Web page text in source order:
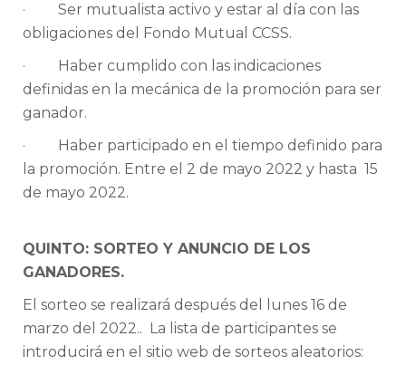
· Ser mutualista activo y estar al día con las
obligaciones del Fondo Mutual CCSS.
· Haber cumplido con las indicaciones
definidas en la mecánica de la promoción para ser
ganador.
· Haber participado en el tiempo definido para
la promoción. Entre el 2 de mayo 2022 y hasta 15
de mayo 2022.
QUINTO: SORTEO Y ANUNCIO DE LOS
GANADORES.
El sorteo se realizará después del lunes 16 de
marzo del 2022.. La lista de participantes se
introducirá en el sitio web de sorteos aleatorios: